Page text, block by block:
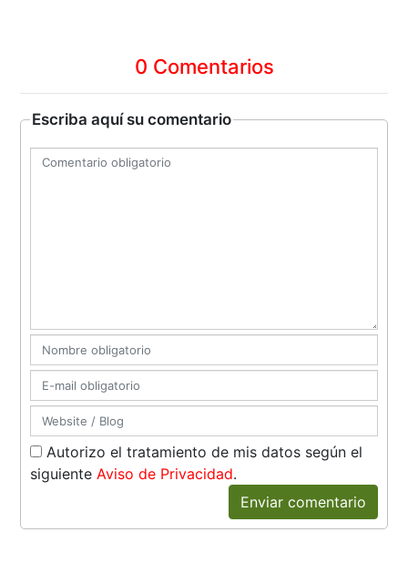
0 Comentarios
Escriba aquí su comentario
Autorizo el tratamiento de mis datos según el
siguienteAviso de Privacidad.
Enviar comentario